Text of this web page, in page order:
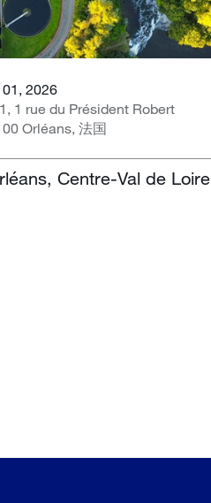
2026
1 rue du Président Robert
Orléans, 法国
Centre-Val de Loire